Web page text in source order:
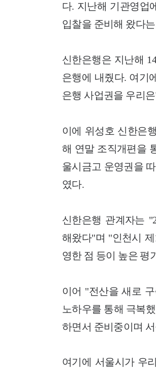
다. 지난해 기관영업
입찰을 준비해 왔다
신한은행은 지난해
은행에 내줬다. 여기
은행 사업권을 우리
이에 위성호 신한은
해 연말 조직개편을
울시금고 운영권을
였다.
신한은행 관계자는
해왔다"며 "인천시
영한 점 등이 높은 평
이어 "전산을 새로
노하우를 통해 극복
하면서 준비중이며
여기에 서울시가 우